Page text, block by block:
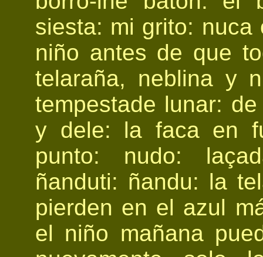
siesta: mi grito:
niño antes de que
telaraña, neblina y
tempestade lunar:
y dele: la faca en
punto: nudo:
ñanduti: ñandu: la
pierden en el azul
el niño mañana